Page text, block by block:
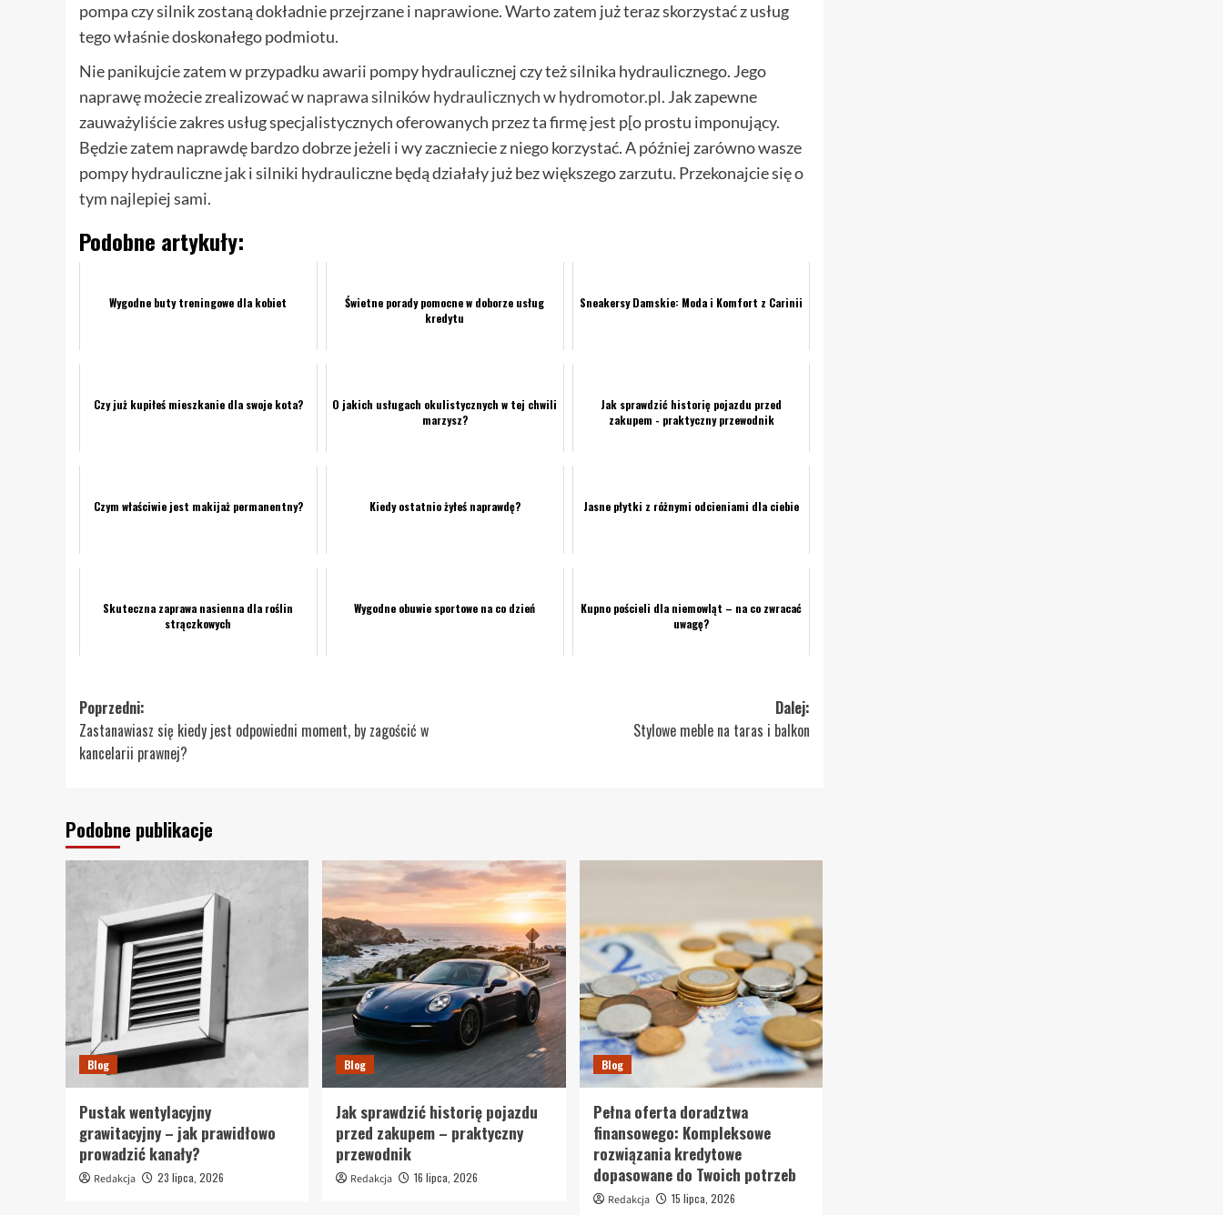
pompa czy silnik zostaną dokładnie przejrzane i naprawione. Warto zatem już teraz skorzystać z usług
tego właśnie doskonałego podmiotu.
Nie panikujcie zatem w przypadku awarii pompy hydraulicznej czy też silnika hydraulicznego. Jego
naprawę możecie zrealizować wnaprawa silników hydraulicznych w hydromotor.pl. Jak zapewne
zauważyliście zakres usług specjalistycznych oferowanych przez ta firmę jest p[o prostu imponujący.
Będzie zatem naprawdę bardzo dobrze jeżeli i wy zaczniecie z niego korzystać. A później zarówno wasze
pompy hydrauliczne jak i silniki hydrauliczne będą działały już bez większego zarzutu. Przekonajcie się o
tym najlepiej sami.
Podobne artykuły:
Wygodne buty treningowe dla kobiet
Świetne porady pomocne w doborze usług
kredytu
Sneakersy Damskie: Moda i Komfort z Carinii
Czy już kupiłeś mieszkanie dla swoje kota?
O jakich usługach okulistycznych w tej chwili
marzysz?
Jak sprawdzić historię pojazdu przed
zakupem - praktyczny przewodnik
Czym właściwie jest makijaż permanentny? Kiedy ostatnio żyłeś naprawdę? Jasne płytki z różnymi odcieniami dla ciebie
Skuteczna zaprawa nasienna dla roślin
strączkowych
Wygodne obuwie sportowe na co dzień
Kupno pościeli dla niemowląt – na co zwracać
uwagę?
Zobacz
wpisy
Poprzedni:
Zastanawiasz się kiedy jest odpowiedni moment, by zagościć w
kancelarii prawnej?
Dalej:
Stylowe meble na taras i balkon
Podobne publikacje
Blog
Pustak wentylacyjny
grawitacyjny – jak prawidłowo
prowadzić kanały?
Redakcja 23 lipca, 2026
Blog
Jak sprawdzić historię pojazdu
przed zakupem – praktyczny
przewodnik
Redakcja 16 lipca, 2026
Blog
Pełna oferta doradztwa
finansowego: Kompleksowe
rozwiązania kredytowe
dopasowane do Twoich potrzeb
Redakcja 15 lipca, 2026